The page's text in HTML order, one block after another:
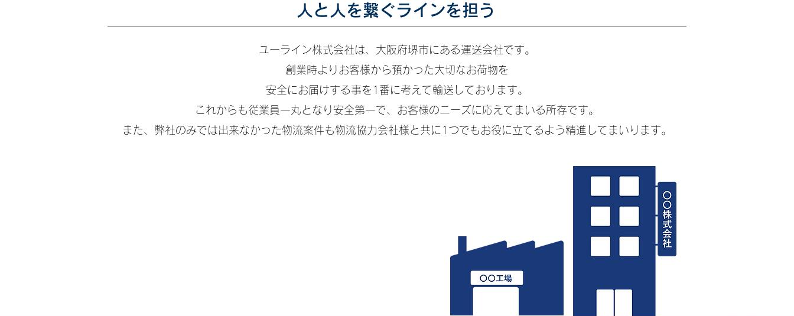
人と人を繋ぐラインを担う
ユーライン株式会社は、大阪府堺市にある運送会社です。
創 業時よりお客様から預かった大切なお荷物を
安全にお届けする事を1番に考えて輸送しております。
これからも従業員一丸となり安全第一で、お客様のニーズに応えてまいる所存です。
また、弊社のみでは出来なかった物流案件も物流協力会社様と共に1つでもお役に立てるよう精進してまいります。